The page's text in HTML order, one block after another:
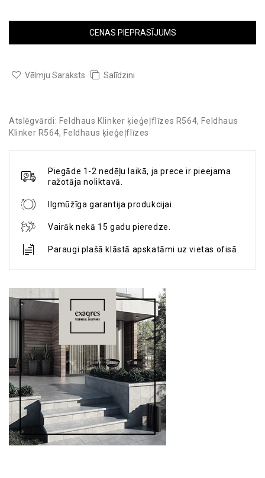
CENAS PIEPRASĪJUMS
Vēlmju Saraksts Salīdzini
Atslēgvārdi: Feldhaus Klinker ķieģeļflīzes R564, Feldhaus
Klinker R564, Feldhaus ķieģeļflīzes
Piegāde 1-2 nedēļu laikā, ja prece ir pieejama
ražotāja noliktavā.
Ilgmūžīga garantija produkcijai.
Vairāk nekā 15 gadu pieredze.
Paraugi plašā klāstā apskatāmi uz vietas ofisā.